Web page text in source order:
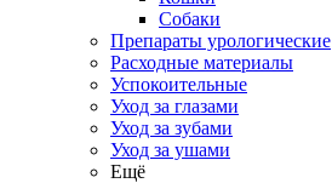
Собаки
Препараты урологические
Расходные материалы
Успокоительные
Уход за глазами
Уход за зубами
Уход за ушами
Ещё